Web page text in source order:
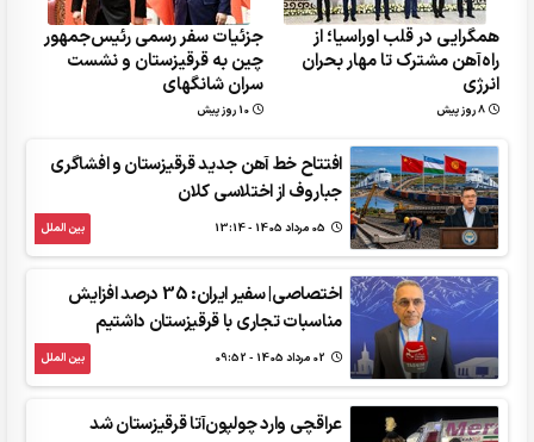
همگرایی در قلب اوراسیا؛ از
راه‌آهن مشترک تا مهار بحران
انرژی
8 روز پیش
جزئیات سفر رسمی رئیس‌جمهور
چین به قرقیزستان و نشست
سران شانگهای
10 روز پیش
افتتاح خط‌ آهن جدید قرقیزستان و افشاگری
جباروف از اختلاسی کلان
بین الملل
اختصاصی| سفیر ایران: 35 درصد افزایش
مناسبات تجاری با قرقیزستان داشتیم
بین الملل
عراقچی وارد چولپون‌آتا قرقیزستان شد